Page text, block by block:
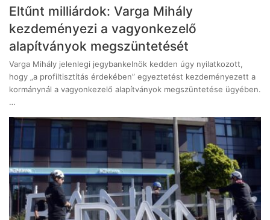
Eltűnt milliárdok: Varga Mihály
kezdeményezi a vagyonkezelő
alapítványok megszüntetését
Varga Mihály jelenlegi jegybankelnök kedden úgy nyilatkozott,
hogy „a profiltisztítás érdekében” egyeztetést kezdeményezett a
kormánynál a vagyonkezelő alapítványok megszüntetése ügyében.
…